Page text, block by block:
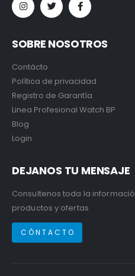
SOBRE NOSOTROS
Contácto
Política de privacidad
Registro de Garantía
Linea Profesional Watch BP
Blog
Login
DEJANOS TU MENSAJE
Consultenos toda la
productos y ofertas
C Ó N T A C T O